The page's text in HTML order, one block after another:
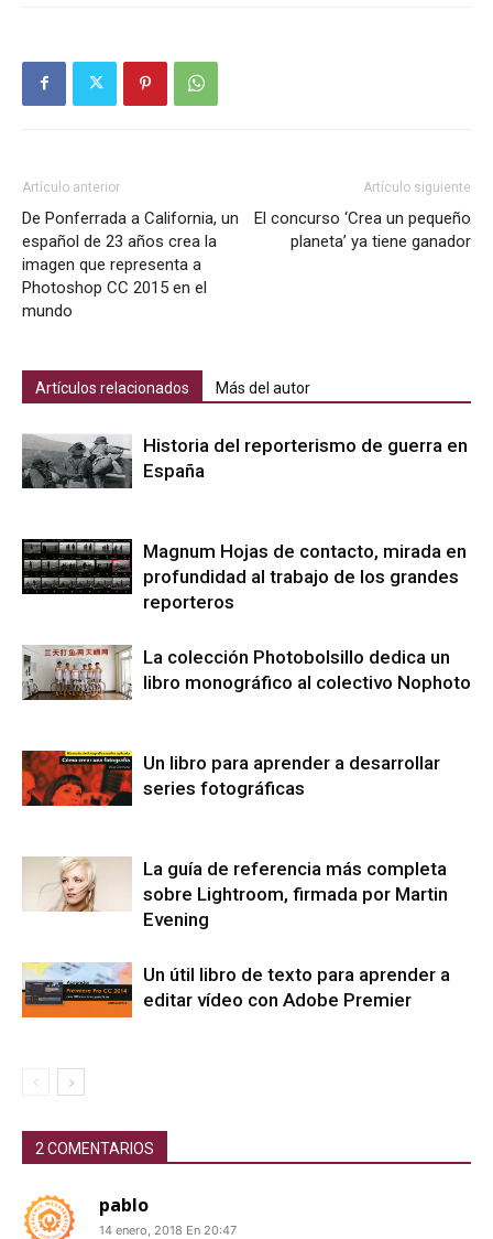
Artículo anterior
De Ponferrada a California, un
español de 23 años crea la
imagen que representa a
Photoshop CC 2015 en el
mundo
Artículo siguiente
El concurso ‘Crea un pequeño
planeta’ ya tiene ganador
Artículos relacionados Más del autor
Historia del reporterismo de guerra en
España
Magnum Hojas de contacto, mirada en
profundidad al trabajo de los grandes
reporteros
La colección Photobolsillo dedica un
libro monográfico al colectivo Nophoto
Un libro para aprender a desarrollar
series fotográficas
La guía de referencia más completa
sobre Lightroom, firmada por Martin
Evening
Un útil libro de texto para aprender a
editar vídeo con Adobe Premier
2 COMENTARIOS
pablo
14 enero, 2018 En 20:47